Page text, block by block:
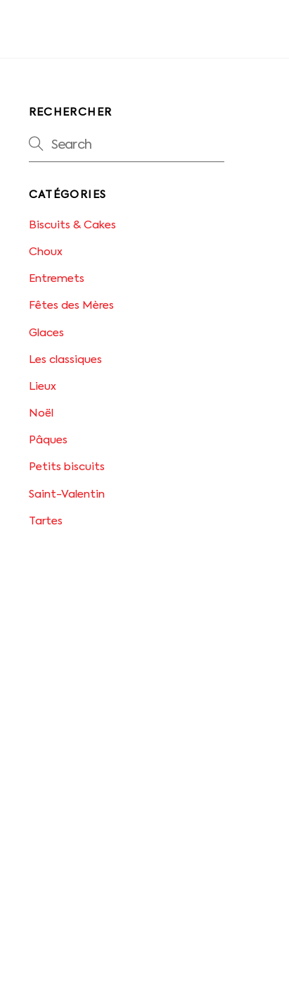
RECHERCHER
CATÉGORIES
Biscuits & Cakes
Choux
Entremets
Fêtes des Mères
Glaces
Les classiques
Lieux
Noël
Pâques
Petits biscuits
Saint-Valentin
Tartes